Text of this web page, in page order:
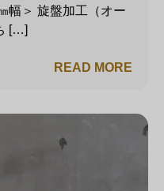
幅＞ 旋盤加工（オー
[…]
READ MORE